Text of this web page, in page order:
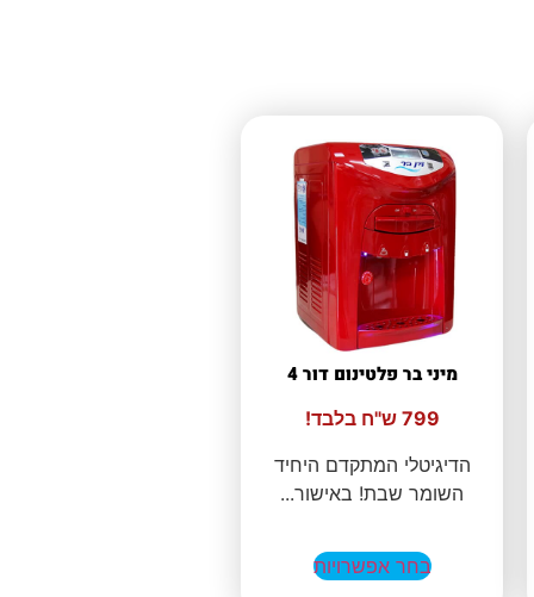
מיני בר פלטינום דור 4
799 ש"ח בלבד!
הדיגיטלי המתקדם היחיד
השומר שבת! באישור...
בחר אפשרויות